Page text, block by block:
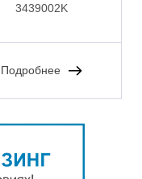
3439002K
Подробнее